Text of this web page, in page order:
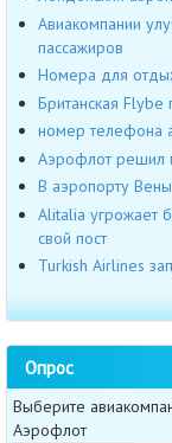
Авиакомпании
пассажиров
Номера для
Британская Flybe
номер телефона
Аэрофлот решил
В аэропорту
Alitalia угрожает
свой пост
Turkish Airlines
Опрос
Выберите
Аэрофлот